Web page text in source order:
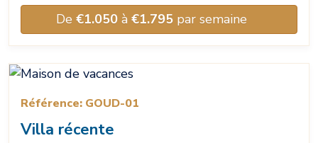
De €1.050 à €1.795 par semaine
Référence: GOUD-01
Villa récente